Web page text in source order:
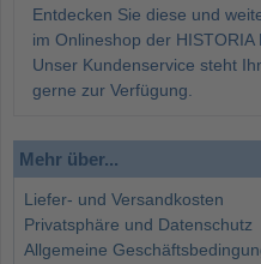
Entdecken Sie diese und
im Onlineshop der HISTORIA
Unser Kundenservice steht
gerne zur Verfügung.
Mehr über...
Liefer- und Versandkosten
Privatsphäre und Datenschutz
Allgemeine